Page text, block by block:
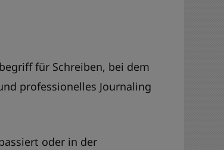
für Schreiben, bei dem
professionelles Journaling
oder in der